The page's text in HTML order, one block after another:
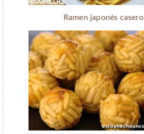
Ramen japonés casero